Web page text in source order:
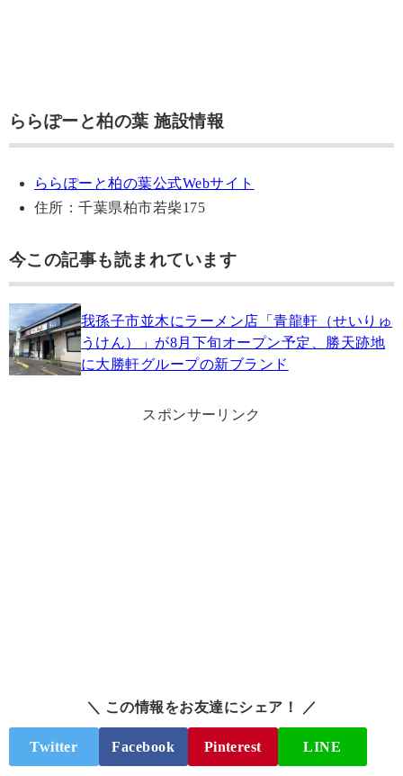
ららぽーと柏の葉 施設情報
ららぽーと柏の葉公式Webサイト
住所：千葉県柏市若柴175
今この記事も読まれています
我孫子市並木にラーメン店「青龍軒（せいりゅ
うけん）」が8月下旬オープン予定、勝天跡地
に大勝軒グループの新ブランド
スポンサーリンク
＼ この情報をお友達にシェア！ ／
Twitter Facebook Pinterest LINE